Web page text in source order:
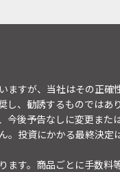
すが、当社はその正
、勧誘するものではあ
後予告なしに変更また
投資にかかる最終決
す。商品ごとに手数料